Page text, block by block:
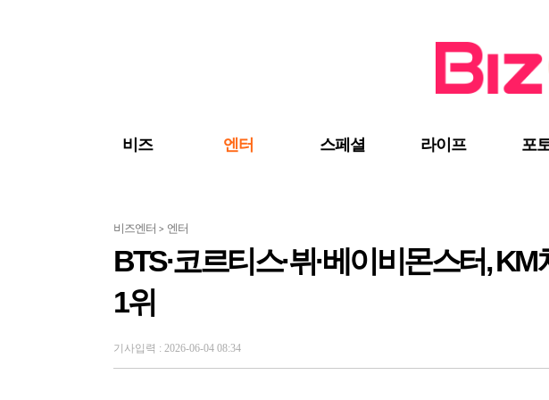
비즈 엔터 스페셜 라이프 포
비즈엔터 > 엔터
BTS·코르티스·뷔·베이비몬스터,
1위
기사입력 : 2026-06-04 08:34